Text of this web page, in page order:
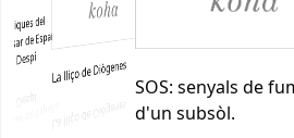
del
de España
Despí La lliço de Diògenes SOS: senyals de
d'un subsòl.